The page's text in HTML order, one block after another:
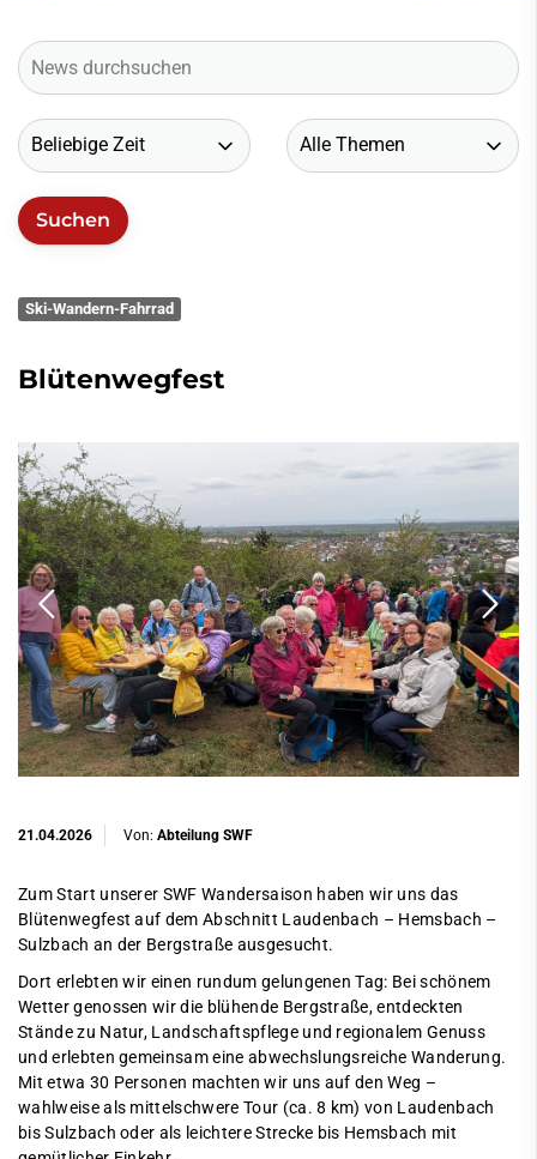
Ski-Wandern-Fahrrad
Blütenwegfest
21.04.2026 Von: Abteilung SWF
Zum Start unserer SWF Wandersaison haben wir uns das
Blütenwegfest auf dem Abschnitt Laudenbach – Hemsbach –
Sulzbach an der Bergstraße ausgesucht.
Dort erlebten wir einen rundum gelungenen Tag: Bei schönem
Wetter genossen wir die blühende Bergstraße, entdeckten
Stände zu Natur, Landschaftspflege und regionalem Genuss
und erlebten gemeinsam eine abwechslungsreiche Wanderung.
Mit etwa 30 Personen machten wir uns auf den Weg –
wahlweise als mittelschwere Tour (ca. 8 km) von Laudenbach
bis Sulzbach oder als leichtere Strecke bis Hemsbach mit